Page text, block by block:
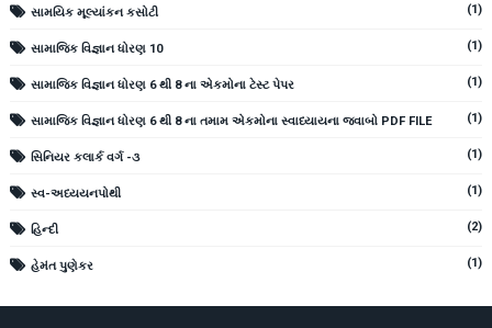
સામયિક મૂલ્યાંકન કસોટી (1)
સામાજિક વિજ્ઞાન ધોરણ 10 (1)
સામાજિક વિજ્ઞાન ધોરણ 6 થી 8 ના એકમોના ટેસ્ટ પેપર (1)
સામાજિક વિજ્ઞાન ધોરણ 6 થી 8 ના તમામ એકમોના સ્વાધ્યાયના જવાબો PDF FILE (1)
સિનિયર કલાર્ક વર્ગ -૩ (1)
સ્વ-અધ્યયનપોથી (1)
હિન્દી (2)
હેમંત પુણેકર (1)